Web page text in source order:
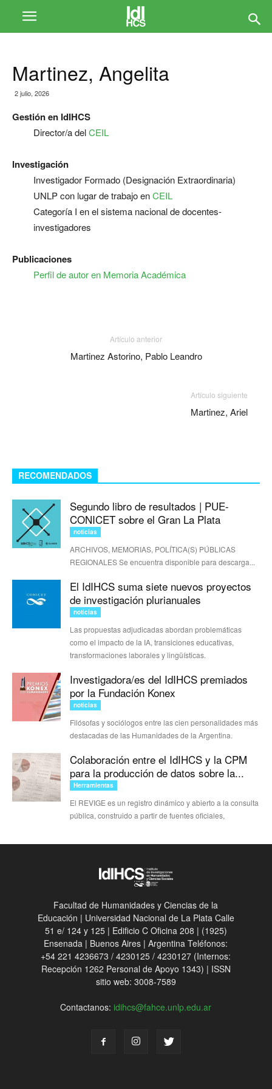
Martinez, Angelita
2 julio, 2026
Gestión en IdIHCS
Director/a delCEIL
Investigación
Investigador Formado (Designación Extraordinaria)
UNLP con lugar de trabajo enCEIL
Categoría I en el sistema nacional de docentes-
investigadores
Publicaciones
Perfil de autor en Memoria Académica
Artículo anterior
Martinez Astorino, Pablo Leandro
Artículo siguiente
Martinez, Ariel
RECOMENDADOS
Segundo libro de resultados | PUE-
CONICET sobre el Gran La Plata
noticias
ARCHIVOS, MEMORIAS, POLÍTICA(S) PÚBLICAS
REGIONALES Se encuentra disponible para descarga...
El IdIHCS suma siete nuevos proyectos
de investigación plurianuales
noticias
Las propuestas adjudicadas abordan problemáticas
como el impacto de la IA, transiciones educativas,
transformaciones laborales y lingüísticas.
Investigadora/es del IdIHCS premiados
por la Fundación Konex
noticias
Filósofas y sociólogos entre las cien personalidades más
destacadas de las Humanidades de la Argentina.
Colaboración entre el IdIHCS y la CPM
para la producción de datos sobre la...
Herramientas
El REVIGE es un registro dinámico y abierto a la consulta
pública, construido a partir de fuentes oficiales,
Facultad de Humanidades y Ciencias de la
Educación | Universidad Nacional de La Plata Calle
51 e/ 124 y 125 | Edificio C Oficina 208 | (1925)
Ensenada | Buenos Aires | Argentina Teléfonos:
+54 221 4236673 / 4230125 / 4230127 (Internos:
Recepción 1262 Personal de Apoyo 1343) | ISSN
sitio web: 3008-7589
Contactanos: idihcs@fahce.unlp.edu.ar